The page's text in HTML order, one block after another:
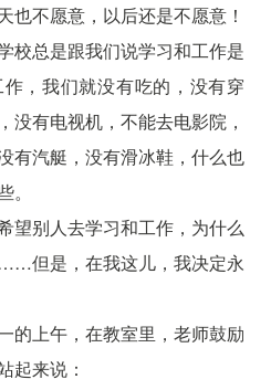
也不愿意，以后还是不愿意！
校总是跟我们说学习和工作是
，我们就没有吃的，没有穿
没有电视机，不能去电影院，
有汽艇，没有滑冰鞋，什么也
望别人去学习和工作，为什么
但是，在我这儿，我决定永
的上午，在教室里，老师鼓励
起来说：